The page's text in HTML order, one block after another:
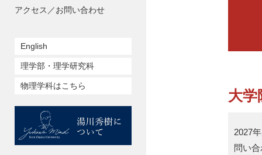
大学
2027
問い
アクセス／お問い合わせ
English
理学部・理学研究科
物理学科はこちら